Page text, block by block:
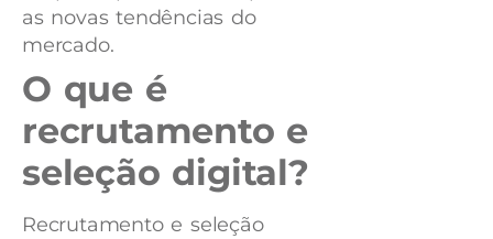
as novas tendências do
mercado.
O que é
recrutamento e
seleção digital?
Recrutamento e seleção